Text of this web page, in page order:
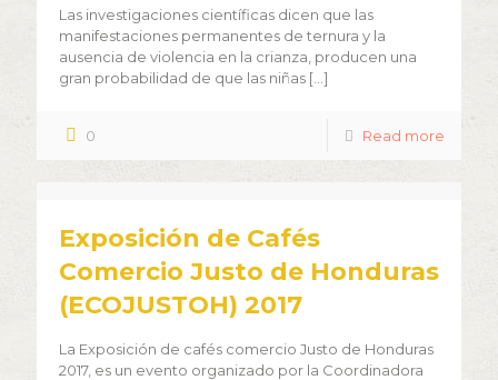
Las investigaciones científicas dicen que las
manifestaciones permanentes de ternura y la
ausencia de violencia en la crianza, producen una
gran probabilidad de que las niñas […]
0 Read more
Exposición de Cafés
Comercio Justo de Honduras
(ECOJUSTOH) 2017
La Exposición de cafés comercio Justo de Honduras
2017, es un evento organizado por la Coordinadora